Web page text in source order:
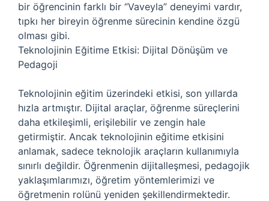
bir öğrencinin farklı bir “Vaveyla” deneyimi vardır,
tıpkı her bireyin öğrenme sürecinin kendine özgü
olması gibi.
Teknolojinin Eğitime Etkisi: Dijital Dönüşüm ve
Pedagoji
Teknolojinin eğitim üzerindeki etkisi, son yıllarda
hızla artmıştır. Dijital araçlar, öğrenme süreçlerini
daha etkileşimli, erişilebilir ve zengin hale
getirmiştir. Ancak teknolojinin eğitime etkisini
anlamak, sadece teknolojik araçların kullanımıyla
sınırlı değildir. Öğrenmenin dijitalleşmesi, pedagojik
yaklaşımlarımızı, öğretim yöntemlerimizi ve
öğretmenin rolünü yeniden şekillendirmektedir.